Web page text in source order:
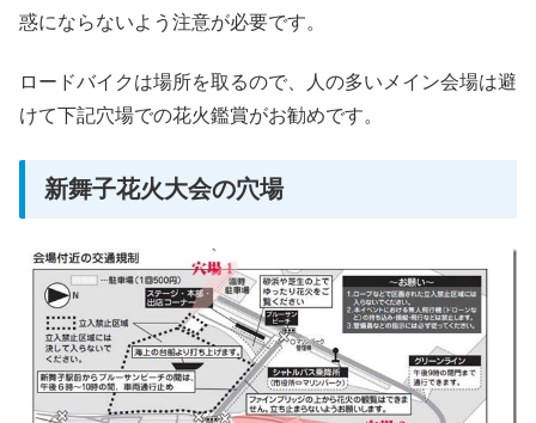
惑にならないよう注意が必要です。
ロードバイクは場所を取るので、人の多いメイン会場は避
けて下記穴場での花火鑑賞がお勧めです。
新舞子花火大会の穴場